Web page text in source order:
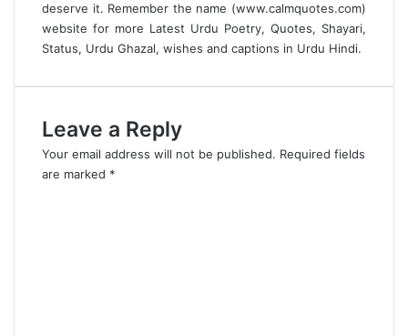
deserve it. Remember the name (www.calmquotes.com)
website for more Latest Urdu Poetry, Quotes, Shayari,
Status, Urdu Ghazal, wishes and captions in Urdu Hindi.
Leave a Reply
Your email address will not be published. Required fields
are marked *